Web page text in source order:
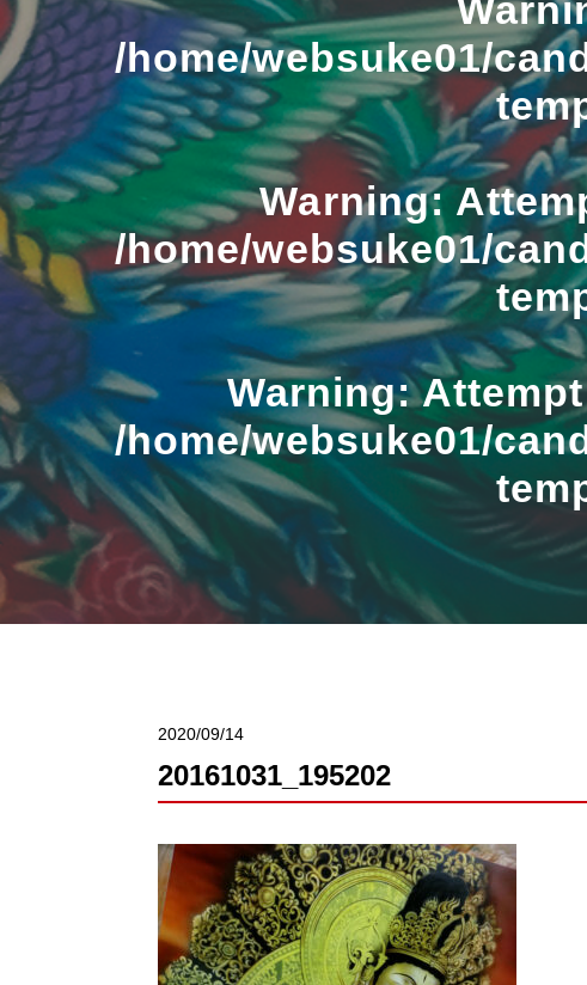
/home/websuke01/
Warning:
/home/websuke01/
Warning:
/home/websuke01/
2020/09/14
20161031_195202